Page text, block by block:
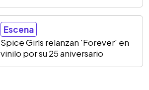
Escena
Spice Girls relanzan 'Forever' en
vinilo por su 25 aniversario